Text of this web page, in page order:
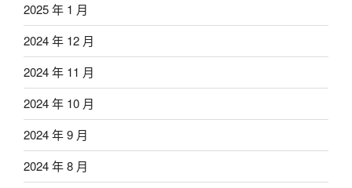
2025 年 1 月
2024 年 12 月
2024 年 11 月
2024 年 10 月
2024 年 9 月
2024 年 8 月